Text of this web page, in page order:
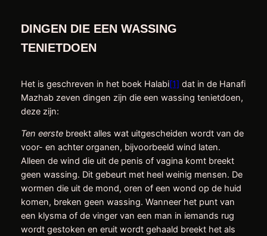
DINGEN DIE EEN WASSING
TENIETDOEN
Het is geschreven in het boek Halabi[1] dat in de Hanafi
Mazhab zeven dingen zijn die een wassing tenietdoen,
deze zijn:
Ten eerstebreekt alles wat uitgescheiden wordt van de
voor- en achter organen, bijvoorbeeld wind laten.
Alleen de wind die uit de penis of vagina komt breekt
geen wassing. Dit gebeurt met heel weinig mensen. De
wormen die uit de mond, oren of een wond op de huid
komen, breken geen wassing. Wanneer het punt van
een klysma of de vinger van een man in iemands rug
wordt gestoken en eruit wordt gehaald breekt het als